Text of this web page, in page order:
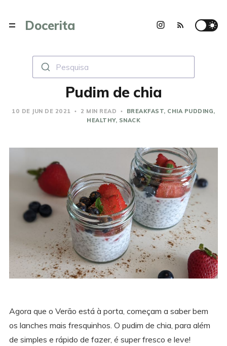
Docerita
Pesquisa
Pudim de chia
10 DE JUN DE 2021 2 MIN READ BREAKFAST CHIA PUDDING
HEALTHY
SNACK
Agora que o Verão está à porta, começam a saber bem
os lanches mais fresquinhos. O pudim de chia, para além
de simples e rápido de fazer, é super fresco e leve!